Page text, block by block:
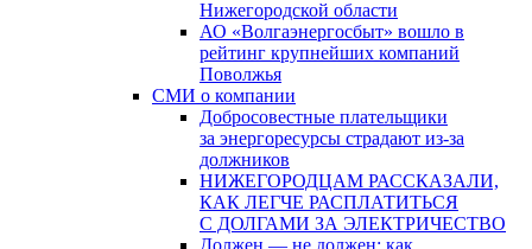
Нижегородской области
АО «Волгаэнергосбыт» вошло в
рейтинг крупнейших компаний
Поволжья
СМИ о компании
Добросовестные плательщики
за энергоресурсы страдают из-за
должников
НИЖЕГОРОДЦАМ РАССКАЗАЛИ,
КАК ЛЕГЧЕ РАСПЛАТИТЬСЯ
С ДОЛГАМИ ЗА ЭЛЕКТРИЧЕСТВО